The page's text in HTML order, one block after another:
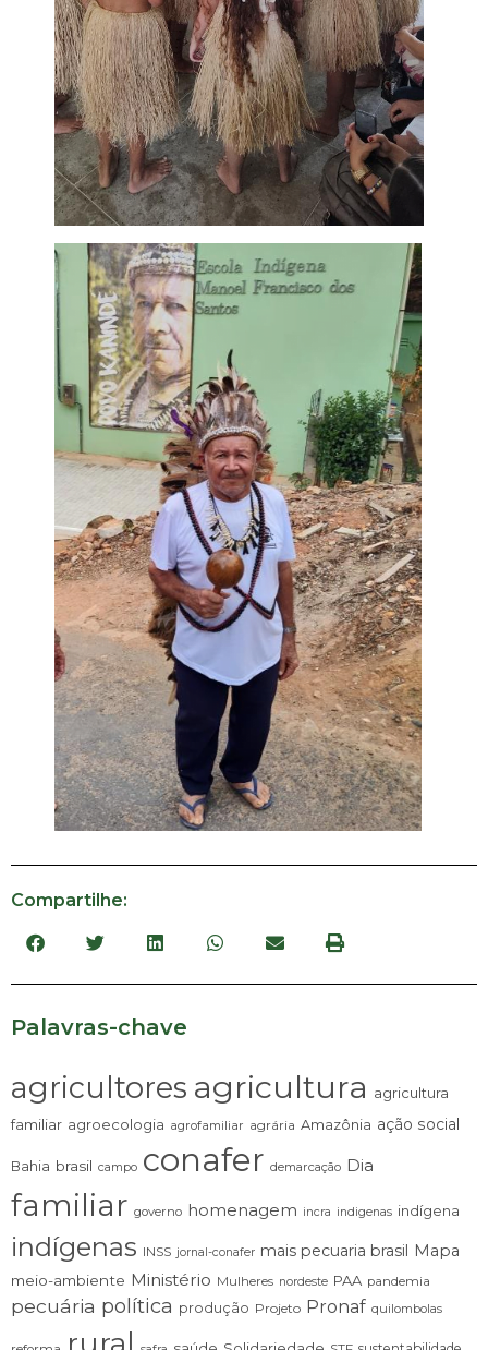
Compartilhe:
Palavras-chave
agricultores agricultura agricultura
familiar agroecologia agrofamiliar agrária Amazônia ação social
Bahia brasil campo conafer demarcação Dia
familiar governo homenagem incra indigenas indígena
indígenas INSS jornal-conafer mais pecuaria brasil Mapa
meio-ambiente Ministério Mulheres nordeste PAA pandemia
pecuária política produção Projeto Pronaf quilombolas